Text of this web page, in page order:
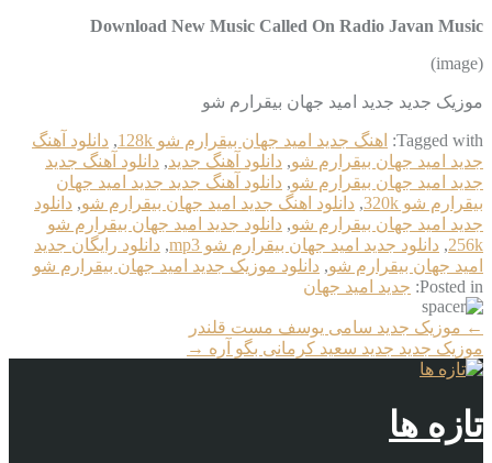
Download New Music Called On Radio Javan Music
(image)
موزیک جدید جديد امید جهان بیقرارم شو
Tagged with: اهنگ جديد امید جهان بیقرارم شو 128k , دانلود آهنگ
جديد امید جهان بیقرارم شو, دانلود آهنگ جدید, دانلود آهنگ جدید
جديد امید جهان بیقرارم شو, دانلود آهنگ جدید جديد امید جهان
بیقرارم شو 320k
, دانلود اهنگ جديد امید جهان بیقرارم شو, دانلود
جديد امید جهان بیقرارم شو, دانلود جديد امید جهان بیقرارم شو
256k
, دانلود جديد امید جهان بیقرارم شو mp3 , دانلود رایگان جديد
امید جهان بیقرارم شو, دانلود موزیک جديد امید جهان بیقرارم شو
Posted in: جديد امید جهان
More
Articles
← موزیک جدید سامی یوسف مست قلندر
موزیک جدید جديد سعید کرمانی بگو آره →
تازه ها